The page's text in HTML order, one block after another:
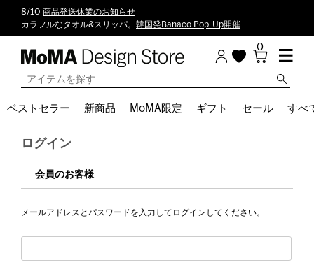
8/10 商品発送休業のお知らせ
カラフルなタオル&スリッパ。 韓国発Banaco Pop-Up開催
0
ベストセラー 新商品 MoMA限定 ギフト セール すべ
ログイン
会員のお客様
メールアドレスとパスワードを入力してログインしてください。